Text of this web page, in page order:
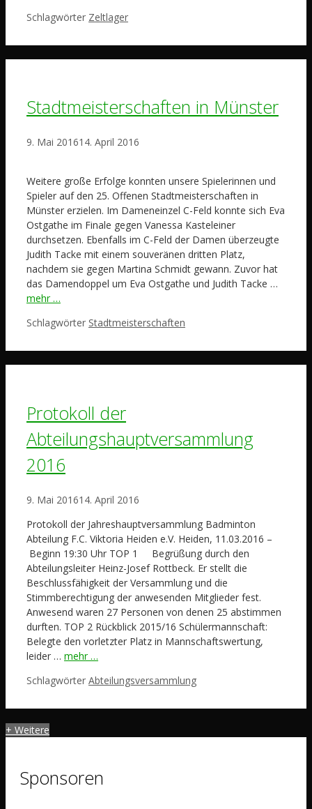
Schlagwörter Zeltlager
Stadtmeisterschaften in Münster
9. Mai 201614. April 2016
Weitere große Erfolge konnten unsere Spielerinnen und
Spieler auf den 25. Offenen Stadtmeisterschaften in
Münster erzielen. Im Dameneinzel C-Feld konnte sich Eva
Ostgathe im Finale gegen Vanessa Kasteleiner
durchsetzen. Ebenfalls im C-Feld der Damen überzeugte
Judith Tacke mit einem souveränen dritten Platz,
nachdem sie gegen Martina Schmidt gewann. Zuvor hat
das Damendoppel um Eva Ostgathe und Judith Tacke …
mehr …
Schlagwörter Stadtmeisterschaften
Protokoll der
Abteilungshauptversammlung
2016
9. Mai 201614. April 2016
Protokoll der Jahreshauptversammlung Badminton
Abteilung F.C. Viktoria Heiden e.V. Heiden, 11.03.2016 –
Beginn 19:30 Uhr TOP 1 Begrüßung durch den
Abteilungsleiter Heinz-Josef Rottbeck. Er stellt die
Beschlussfähigkeit der Versammlung und die
Stimmberechtigung der anwesenden Mitglieder fest.
Anwesend waren 27 Personen von denen 25 abstimmen
durften. TOP 2 Rückblick 2015/16 Schülermannschaft:
Belegte den vorletzter Platz in Mannschaftswertung,
leider … mehr …
Schlagwörter Abteilungsversammlung
+ Weitere
Sponsoren